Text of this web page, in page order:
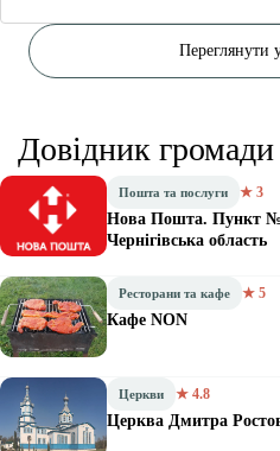
Переглянути
Довідник громади
Пошта та послуги ★ 3
Нова Пошта. Пункт
Чернігівська область
Ресторани та кафе ★ 5
Кафе NON
Церкви ★ 4.8
Церква Дмитра